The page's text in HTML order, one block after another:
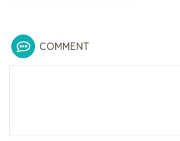
COMMENT